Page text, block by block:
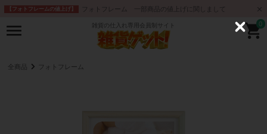
【フォトフレームの値上げ】 フォトフレーム 一部商品の値上げに関しまして
雑貨の仕入れ専用会員制サイト 0
全商品 フォトフレーム
C